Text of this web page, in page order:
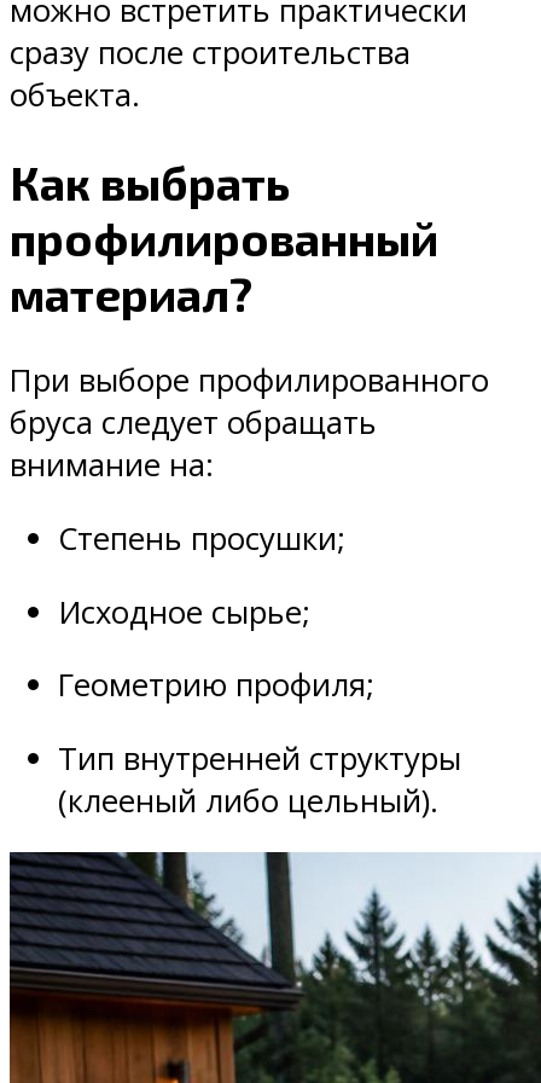
можно встретить практически
сразу после строительства
объекта.
Как выбрать
профилированный
материал?
При выборе профилированного
бруса следует обращать
внимание на:
Степень просушки;
Исходное сырье;
Геометрию профиля;
Тип внутренней структуры
(клееный либо цельный).